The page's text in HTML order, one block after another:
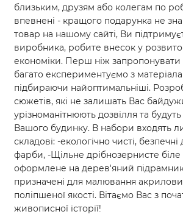
близьким, друзям або колегам по
впевнені - кращого подарунка не
товар на нашому сайті, Ви
виробника, робите внесок у
економіки. Перш ніж
багато експериментуємо з
підбираючи найоптимальніші.
сюжетів, які не залишать Вас
урізноманітнюють дозвілля та
Вашого будинку. В набори входять
складові: -екологічно чисті,
фарби, -Щільне дрібнозернисте біле
оформлене на дерев'яний
призначені для малювання
поліпшеної якості. Вітаємо Вас з
живописної історії!